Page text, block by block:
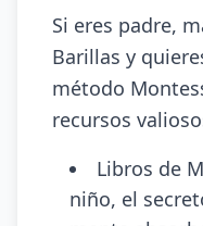
Si eres padre,
Barillas y
método
recursos
Libros de
niño, el